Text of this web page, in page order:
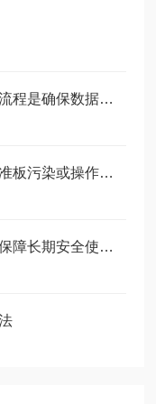
掌握水中二氧化碳测定仪规范使用流程是确保数据准确可靠的前提
掌握白度仪正确使用方法避免因标准板污染或操作不规范引入误差
及时解决甲苯不溶物测定仪故障是保障长期安全使用的关键